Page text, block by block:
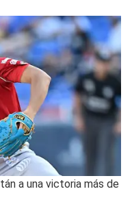
a una victoria más de